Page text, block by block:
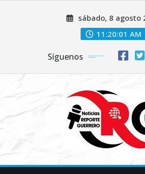
sábado, 8 agosto
11:20:02 AM
Síguenos